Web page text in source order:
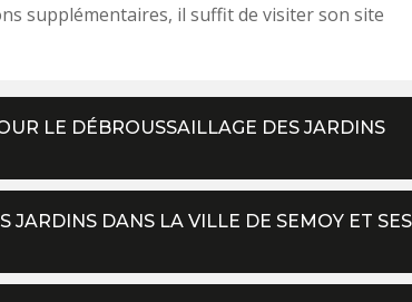
supplémentaires, il suffit de visiter son site
LE DÉBROUSSAILLAGE DES JARDINS
JARDINS DANS LA VILLE DE SEMOY ET SES